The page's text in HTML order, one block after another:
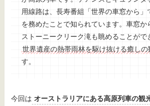
用線路は、長寿番組「世界の車窓から」
を務めたことで知られています。車窓か
ストーニークリーク滝も眺めることがで
世界遺産の熱帯雨林を駆け抜ける癒しの
す。
今回は オーストラリアにある高原列車の観